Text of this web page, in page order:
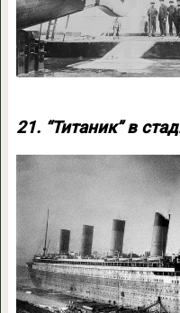
21. “Титаник” в